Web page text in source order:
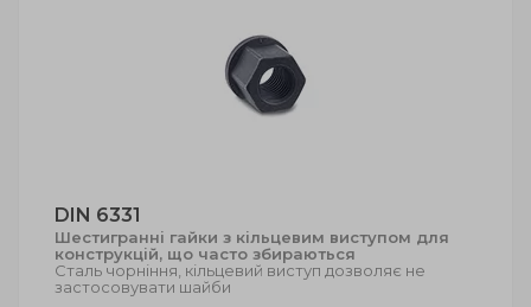
DIN 6331
Шестигранні гайки з кільцевим виступом для
конструкцій, що часто збираються
Сталь чорніння, кільцевий виступ дозволяє не
застосовувати шайби